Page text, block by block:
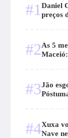
#1 Daniel
preços
#2As 5
#3Jão
#4Xuxa
Nave